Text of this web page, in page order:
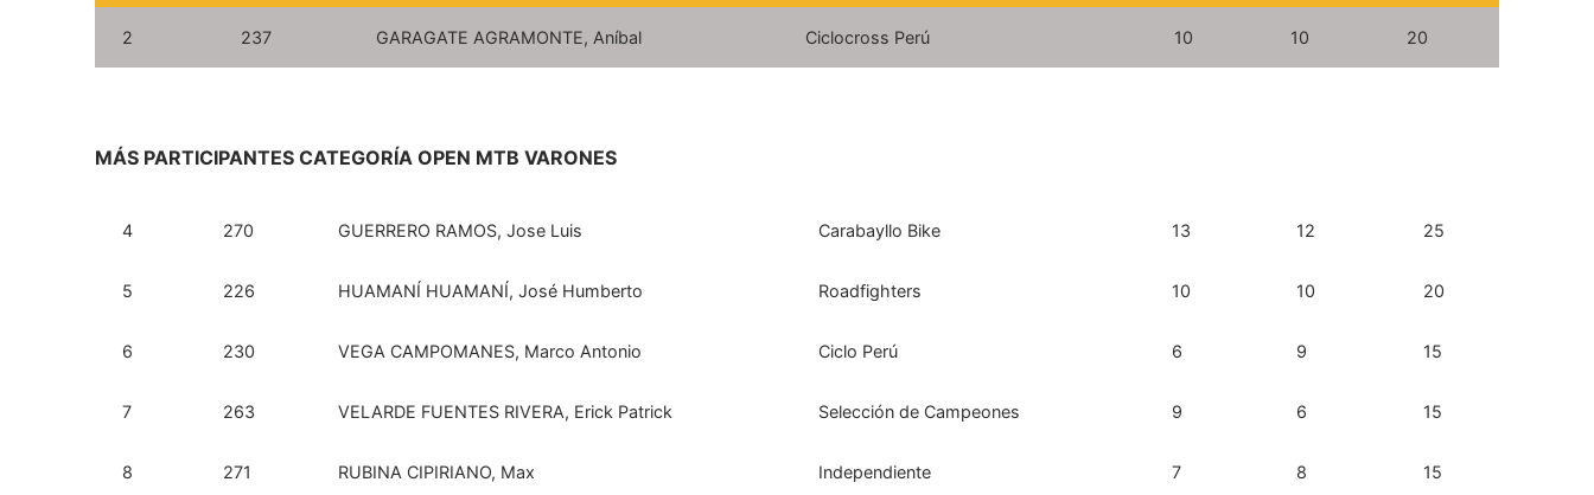
2 237 GARAGATE AGRAMONTE, Aníbal Ciclocross Perú 10 10 20
MÁS PARTICIPANTES CATEGORÍA OPEN MTB VARONES
4 270 GUERRERO RAMOS, Jose Luis Carabayllo Bike 13 12 25
5 226 HUAMANÍ HUAMANÍ, José Humberto Roadfighters 10 10 20
6 230 VEGA CAMPOMANES, Marco Antonio Ciclo Perú 6 9 15
7 263 VELARDE FUENTES RIVERA, Erick Patrick Selección de Campeones 9 6 15
8 271 RUBINA CIPIRIANO, Max Independiente 7 8 15